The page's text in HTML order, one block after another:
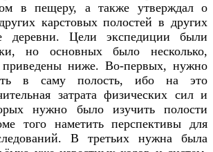
в пещеру, а также утверждал о
карстовых полостей в других
деревни. Цели экспедиции были
но основных было несколько,
ниже. Во-первых, нужно
в саму полость, ибо на это
затрата физических сил и
нужно было изучить полости
того наметить перспективы для
В третьих нужна была